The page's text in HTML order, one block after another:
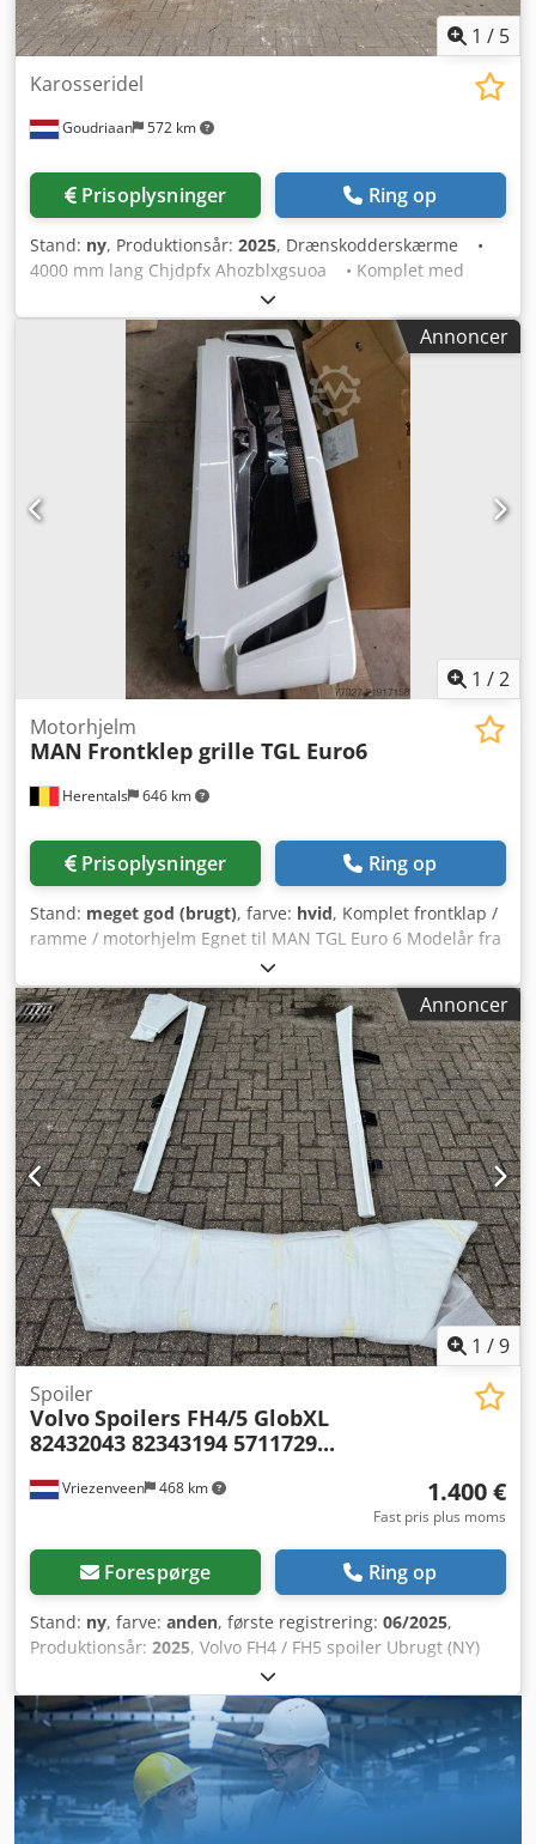
1 / 5
Goudriaan 572 km
Karosseridel
Prisoplysninger Ring op
Stand: ny, Produktionsår: 2025, Drænskodderskærme •
4000 mm lang Chjdpfx Ahozblxgsuoa • Komplet med
cylindre Stand: Ny Årgang: 2025
Annoncer
1 /2
Herentals 646 km
Motorhjelm
MAN Frontklep grille TGL Euro6
Prisoplysninger Ring op
Stand: meget god (brugt), farve: hvid, Komplet frontklap /
ramme / motorhjelm Egnet til MAN TGL Euro 6 Modelår fra
20 Codsy R Nthjpfx Ahujha Cevoman bvba. Lenskensdijk 5
2200 Herentals Belgien
Annoncer
1 /9
Vriezenveen 468 km
Spoiler
VolvoSpoilers FH4/5 GlobXL
82432043 82343194 5711729...
1.400 €
Fast pris plus moms
Forespørge Ring op
Stand: ny, farve: anden, første registrering: 06/2025,
Produktionsår: 2025, Volvo FH4 / FH5 spoiler Ubrugt (NY)
Originale Volvo-dele Farve: Hvid 1107 82343194, 57117298,
82462043, 82432046 000079, 21458486, 84203637,
84203631, 82335020, 84164357 = Yderligere oplysninger =
Chsdpjyy Um Eofx Ahuea Generel stand: meget god
Teknisk stand: meget god Visuel stand: meget god
Serienummer: 82343194 = Firmainformation = For flere
billeder, se: Hvorfor handle hos Thomas Trucks? Det er et